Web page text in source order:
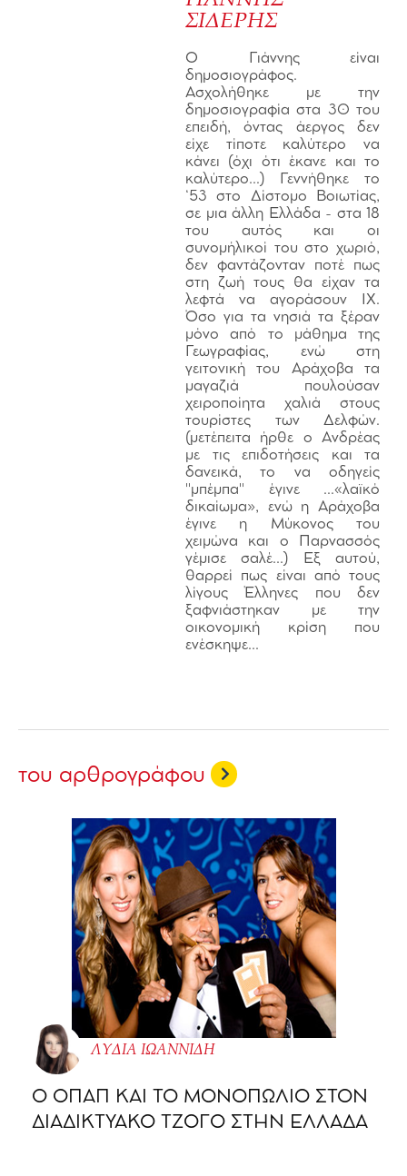
ΣΙΔΕΡΗΣ
Ο Γιάννης είναι
δημοσιογράφος.
Ασχολήθηκε με την
δημοσιογραφία στα 30 του
επειδή, όντας άεργος δεν
είχε τίποτε καλύτερο να
κάνει (όχι ότι έκανε και το
καλύτερο…) Γεννήθηκε το
‘53 στο Δίστομο Βοιωτίας,
σε μια άλλη Ελλάδα - στα 18
του αυτός και οι
συνομήλικοί του στο χωριό,
δεν φαντάζονταν ποτέ πως
στη ζωή τους θα είχαν τα
λεφτά να αγοράσουν ΙΧ.
Όσο για τα νησιά τα ξέραν
μόνο από το μάθημα της
Γεωγραφίας, ενώ στη
γειτονική του Αράχοβα τα
μαγαζιά πουλούσαν
χειροποίητα χαλιά στους
τουρίστες των Δελφών.
(μετέπειτα ήρθε ο Ανδρέας
με τις επιδοτήσεις και τα
δανεικά, το να οδηγείς
"μπέμπα" έγινε …«λαϊκό
δικαίωμα», ενώ η Αράχοβα
έγινε η Μύκονος του
χειμώνα και ο Παρνασσός
γέμισε σαλέ...) Εξ αυτού,
θαρρεί πως είναι από τους
λίγους Έλληνες που δεν
ξαφνιάστηκαν με την
οικονομική κρίση που
ενέσκηψε...
του αρθρογράφου
ΛΥΔΙΑ ΙΩΑΝΝΙΔΗ
O ΟΠΑΠ ΚΑΙ ΤΟ ΜΟΝΟΠΩΛΙΟ ΣΤΟΝ
ΔΙΑΔΙΚΤΥΑΚΟ ΤΖΟΓΟ ΣΤΗΝ ΕΛΛΑΔΑ